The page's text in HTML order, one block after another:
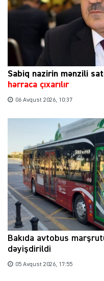
Sabiq nazirin mənzili
hərraca çıxarılır
06 Avqust 2026, 10:37
Bakıda avtobus
dəyişdirildi
05 Avqust 2026, 17:55